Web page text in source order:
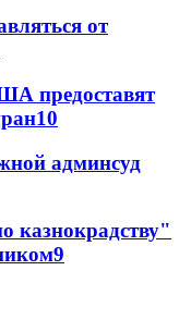
от
предоставят
10
админсуд
казнокрадству"
9